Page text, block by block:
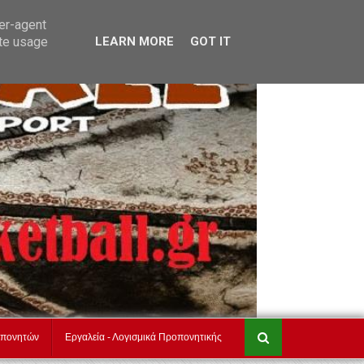
akadimiesbasket.gr
Εργαλεία - Λογισμικά Προπονητικής
agent
usage
LEARN MORE GOT IT